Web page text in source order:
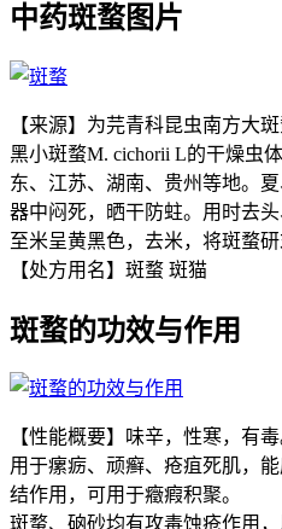
中药斑蝥图片
【来源】为芫青科昆虫南方大
黑小斑蝥M. cichorii L的干燥虫
东、江苏、湖南、贵州等地。
器中闷死，晒干防蛀。用时去
至米呈黄黑色，去米，将斑蝥研
【处方用名】斑蝥 斑猫
斑蝥的功效与作用
【性能概要】味辛，性寒，有
用于瘰疬、顽癣、疮疽死肌，
结作用，可用于癥瘕积聚。
斑蝥、硇砂均有攻毒蚀疮作用